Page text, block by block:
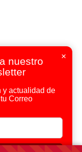
×
nuestro
y actualidad de
Correo